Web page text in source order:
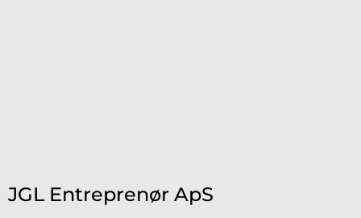
JGL Entreprenør ApS